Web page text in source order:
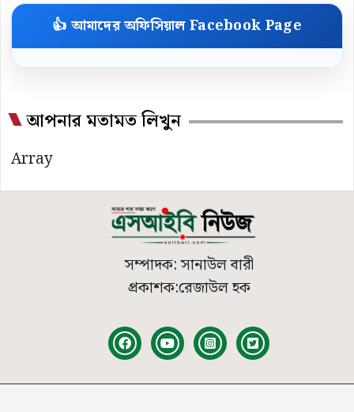
👍 আমাদের অফিসিয়াল Facebook Page
আপনার মতামত লিখুন
Array
সম্পাদক: সানাউল বারী
প্রকাশক:রেজাউল হক